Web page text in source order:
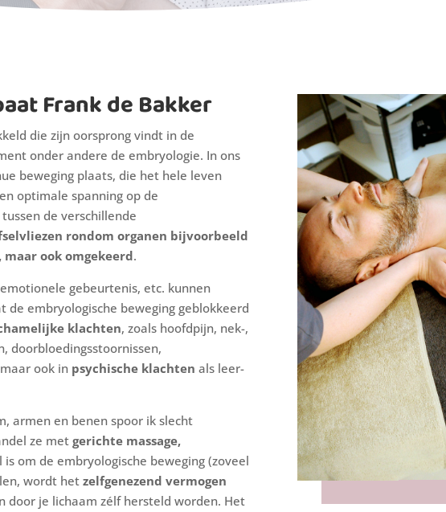
Frank de Bakker
die zijn oorsprong vindt in de
onder andere de embryologie. In ons
beweging plaats, die het hele leven
optimale spanning op de
de verschillende
rondom organen bijvoorbeeld
ook omgekeerd.
gebeurtenis, etc. kunnen
embryologische beweging geblokkeerd
klachten, zoals hoofdpijn, nek-,
doorbloedingsstoornissen,
ook in psychische klachten als leer-
armen en benen spoor ik slecht
ze metgerichte massage,
is om de embryologische beweging (zoveel
wordt hetzelfgenezend vermogen
door je lichaam zélf hersteld worden. Het